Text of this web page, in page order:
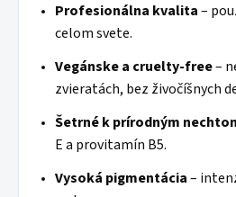
Profesionálna kvalita–
celom svete.
Vegánske a cruelty-free–
zvieratách, bez živočíšnych
Šetrné k prírodným
E a provitamín B5.
Vysoká pigmentácia–